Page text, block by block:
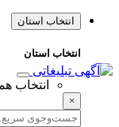
انتخاب استان
انتخاب استان
انتخاب
×